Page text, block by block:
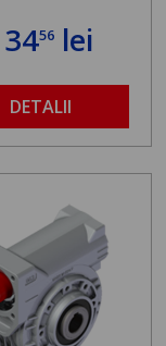
56 lei
DETALII